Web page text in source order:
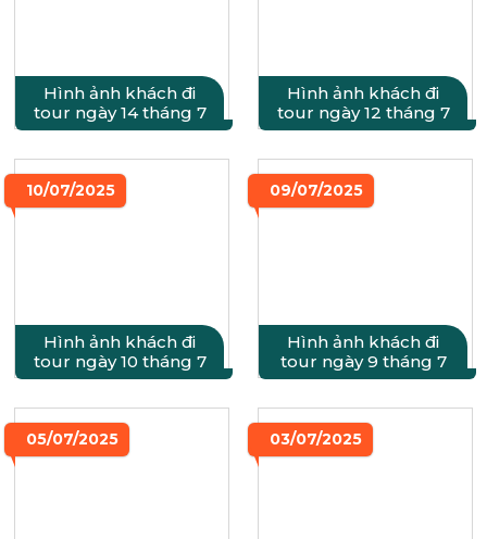
Hình ảnh khách đi
tour ngày 14 tháng 7
Hình ảnh khách đi
tour ngày 12 tháng 7
10/07/2025
Hình ảnh khách đi
tour ngày 10 tháng 7
09/07/2025
Hình ảnh khách đi
tour ngày 9 tháng 7
05/07/2025 03/07/2025